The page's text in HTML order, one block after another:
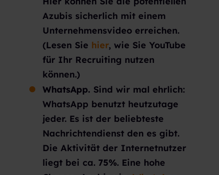
Azubis sicherlich mit einem
Unternehmensvideo erreichen.
(Lesen Sie hier, wie Sie YouTube
für Ihr Recruiting nutzen
können.)
WhatsApp. Sind wir mal ehrlich:
WhatsApp benutzt heutzutage
jeder. Es ist der beliebteste
Nachrichtendienst den es gibt.
Die Aktivität der Internetnutzer
liegt bei ca. 75%. Eine hohe